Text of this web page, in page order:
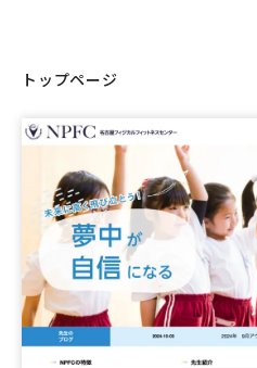
トップページ